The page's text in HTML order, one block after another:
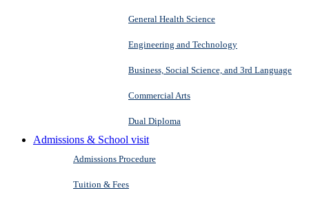
General Health Science
Engineering and Technology
Business, Social Science, and 3rd Language
Commercial Arts
Dual Diploma
Admissions & School visit
Admissions Procedure
Tuition & Fees